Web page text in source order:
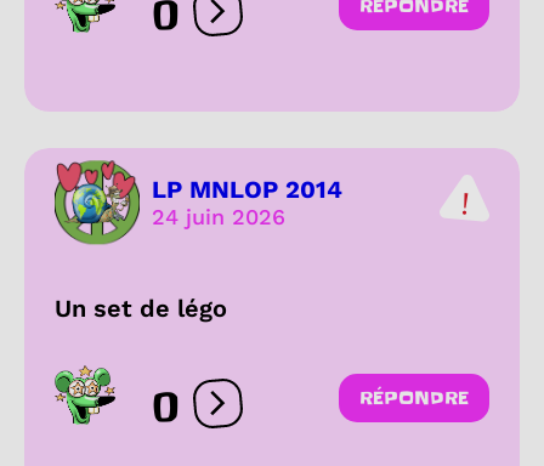
0 Ouvrir les réactions
RÉPONDRE
LP MNLOP 2014
24 juin 2026
Un set de légo
0 Ouvrir les réactions
RÉPONDRE